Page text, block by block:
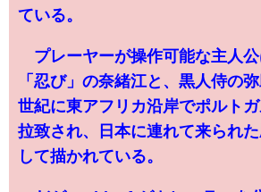
ている。
プレーヤーが操作可能な主人
「忍び」の奈緒江と、黒人侍の
世紀に東アフリカ沿岸でポルト
拉致され、日本に連れて来られ
して描かれている。